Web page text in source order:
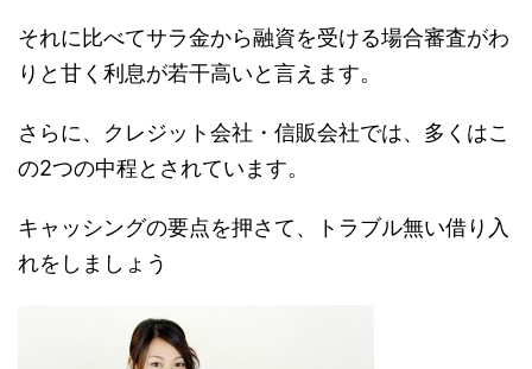
それに比べてサラ金から融資を受ける場合審査がわ
りと甘く利息が若干高いと言えます。
さらに、クレジット会社・信販会社では、多くはこ
の2つの中程とされています。
キャッシングの要点を押さて、トラブル無い借り入
れをしましょう